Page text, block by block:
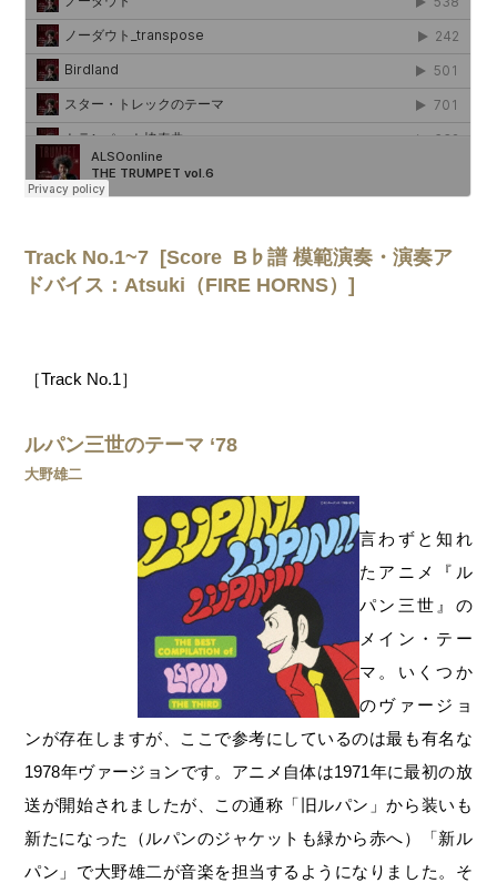
Track No.1~7 [Score B♭譜 模範演奏・演奏ア
ドバイス：Atsuki（FIRE HORNS）]
［Track No.1］
ルパン三世のテーマ ‘78
大野雄二
言わずと知れ
たアニメ『ル
パン三世』の
メイン・テー
マ。いくつか
のヴァージョ
ンが存在しますが、ここで参考にしているのは最も有名な
1978年ヴァージョンです。アニメ自体は1971年に最初の放
送が開始されましたが、この通称「旧ルパン」から装いも
新たになった（ルパンのジャケットも緑から赤へ）「新ル
パン」で大野雄二が音楽を担当するようになりました。そ